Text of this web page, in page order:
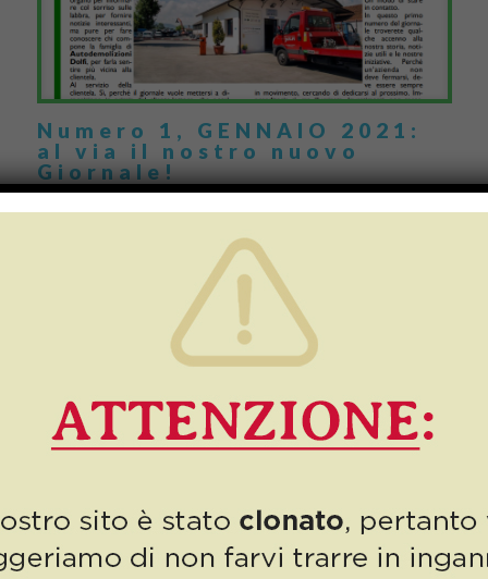
Numero 1, GENNAIO 2021:
al via il nostro nuovo
Giornale!
Come si dice, “anno nuovo, vita nuova!” Ecco perché noi di
terribile, segnato dalla pandemia da Covid-19, proiettandoci […]